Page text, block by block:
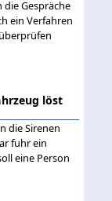
Gespräche
ein Verfahren
löst
die Sirenen
fuhr ein
eine Person